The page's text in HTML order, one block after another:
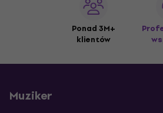
Ponad 3M+
klientów
Muziker